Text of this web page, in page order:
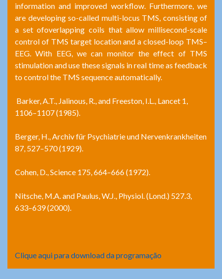
information and improved workflow. Furthermore, we
are developing so-called multi-locus TMS, consisting of
a set ofoverlapping coils that allow millisecond-scale
control of TMS target location and a closed-loop TMS–
EEG. With EEG, we can monitor the effect of TMS
stimulation and use these signals in real time as feedback
to control the TMS sequence automatically.
Barker, A.T., Jalinous, R., and Freeston, I.L., Lancet 1,
1106–1107 (1985).
Berger, H., Archiv für Psychiatrie und Nervenkrankheiten
87, 527–570 (1929).
Cohen, D., Science 175, 664–666 (1972).
Nitsche, M.A. and Paulus, W.J., Physiol. (Lond.) 527.3,
633–639 (2000).
Clique aqui para download da programação